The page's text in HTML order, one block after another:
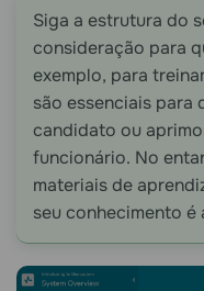
Siga a estrutura do
consideração para
exemplo, para
são essenciais para
candidato ou
funcionário. No
materiais de
seu conhecimento é